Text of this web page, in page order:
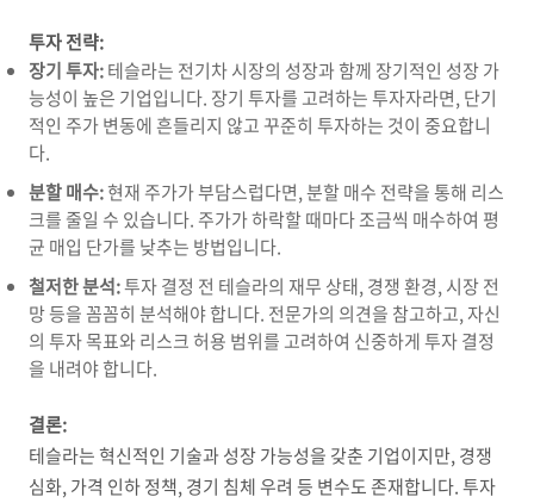
투자 전략:
장기 투자:테슬라는 전기차 시장의 성장과 함께 장기적인 성장 가
능성이 높은 기업입니다. 장기 투자를 고려하는 투자자라면, 단기
적인 주가 변동에 흔들리지 않고 꾸준히 투자하는 것이 중요합니
다.
분할 매수:현재 주가가 부담스럽다면,분할 매수 전략을 통해 리스
크를 줄일 수 있습니다. 주가가 하락할 때마다 조금씩 매수하여 평
균 매입 단가를 낮추는 방법입니다.
철저한 분석:투자 결정 전 테슬라의 재무 상태, 경쟁 환경, 시장 전
망 등을 꼼꼼히 분석해야 합니다. 전문가의 의견을 참고하고, 자신
의 투자 목표와 리스크 허용 범위를 고려하여 신중하게 투자 결정
을 내려야 합니다.
결론:
테슬라는 혁신적인 기술과 성장 가능성을 갖춘 기업이지만, 경쟁
심화, 가격 인하 정책, 경기 침체 우려 등 변수도 존재합니다.투자